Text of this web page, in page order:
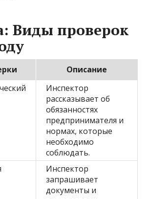
Виды проверок
Описание
Инспектор
рассказывает об
обязанностях
предпринимателя и
нормах, которые
необходимо
соблюдать.
Инспектор
запрашивает
документы и